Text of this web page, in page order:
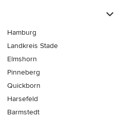
Hamburg
Landkreis Stade
Elmshorn
Pinneberg
Quickborn
Harsefeld
Barmstedt